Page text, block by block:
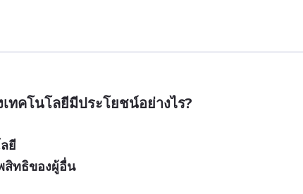
ทคโนโลยีมีประโยชน์อย่างไร?
ยี
สิทธิของผู้อื่น